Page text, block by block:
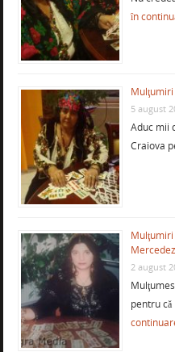
în
5 august
Aduc mii
Craiova
2 august
pentru